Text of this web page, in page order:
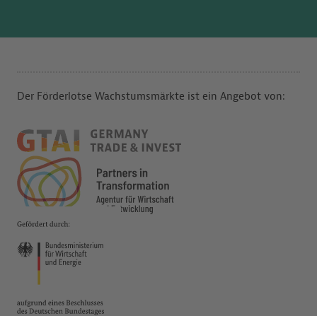
Der Förderlotse Wachstumsmärkte ist ein Angebot von: